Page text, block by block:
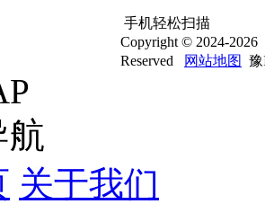
手机轻松扫描
Copyright © 2024-
Reserved
网站地图 豫
关于我们